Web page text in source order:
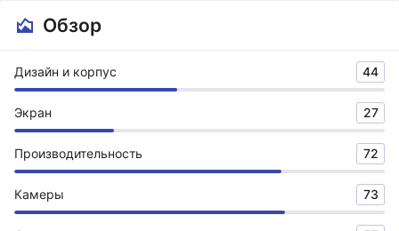
Обзор
Дизайн и корпус 44
Экран 27
Производительность 72
Камеры 73